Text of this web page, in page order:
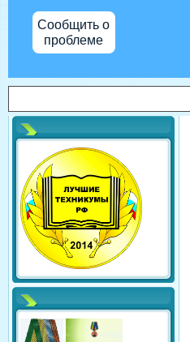
Сообщить о
проблеме